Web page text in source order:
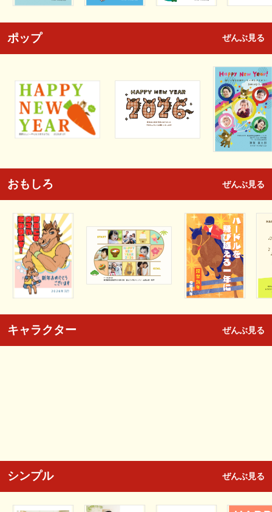
ポップ ぜんぶ見る
おもしろ ぜんぶ見る
キャラクター ぜんぶ見る
シンプル ぜんぶ見る